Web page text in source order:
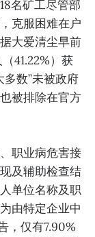
名矿工尽管部
克服困难在户
大爱清尘早前
41.22%）获
数”未被政府
被排除在官方
职业病危害接
及辅助检查结
单位名称及职
由特定企业中
，仅有7.90%